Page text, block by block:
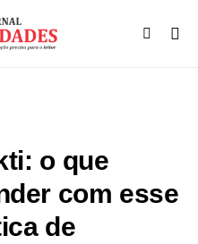
o que
com esse
de